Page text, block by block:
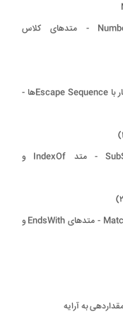
کار با کلاس NumberFormat - متدهای کلاس
استفاده از کلاس String - کار با Escape Sequenceها -
متدCahrAt - متدSubString - متد IndexOf و
مقایسه رشته ها - متد Matches - متدهای EndsWith و
به آرایه